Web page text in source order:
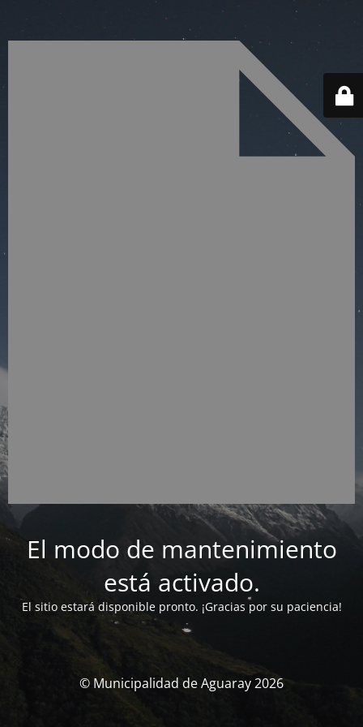
El modo de mantenimiento
está activado.
El sitio estará disponible pronto. ¡Gracias por su paciencia!
© Municipalidad de Aguaray 2026